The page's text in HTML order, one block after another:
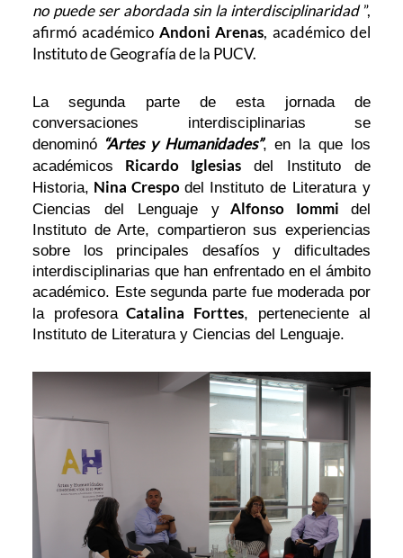
no puede ser abordada sin la interdisciplinaridad”,
afirmó académico Andoni Arenas, académico del
Instituto de Geografía de la PUCV.
La segunda parte de esta jornada de
conversaciones interdisciplinarias se
denominó “Artes y Humanidades”, en la que los
académicos
Ricardo Iglesias
del Instituto de
Historia, Nina Crespo del Instituto de Literatura y
Ciencias del Lenguaje y
Alfonso Iommi
del
Instituto de Arte, compartieron sus experiencias
sobre los principales desafíos y dificultades
interdisciplinarias que han enfrentado en el ámbito
académico. Este segunda parte fue moderada por
la profesora Catalina Forttes, perteneciente al
Instituto de Literatura y Ciencias del Lenguaje.